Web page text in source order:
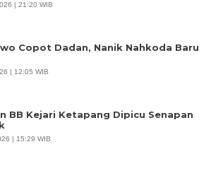
| 21:20 WIB
Copot Dadan, Nanik Nahkoda Baru
| 12:05 WIB
BB Kejari Ketapang Dipicu Senapan
| 15:29 WIB